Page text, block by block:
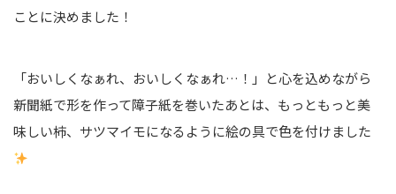
ことに決めました！
「おいしくなぁれ、おいしくなぁれ…！」と心を込めながら
新聞紙で形を作って障子紙を巻いたあとは、もっともっと美
味しい柿、サツマイモになるように絵の具で色を付けました